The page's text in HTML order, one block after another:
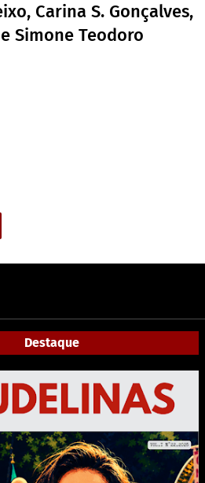
Carina S. Gonçalves,
Simone Teodoro
Destaque